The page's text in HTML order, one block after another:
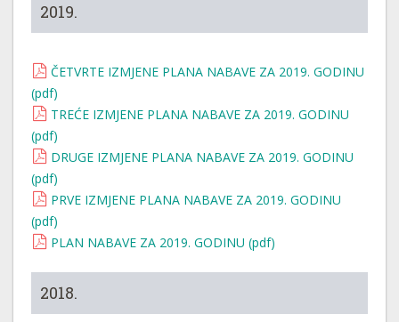
2019.
ČETVRTE IZMJENE PLANA NABAVE ZA 2019. GODINU
(pdf)
TREĆE IZMJENE PLANA NABAVE ZA 2019. GODINU
(pdf)
DRUGE IZMJENE PLANA NABAVE ZA 2019. GODINU
(pdf)
PRVE IZMJENE PLANA NABAVE ZA 2019. GODINU
(pdf)
PLAN NABAVE ZA 2019. GODINU (pdf)
2018.